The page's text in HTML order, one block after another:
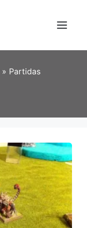
Menu
» Partidas